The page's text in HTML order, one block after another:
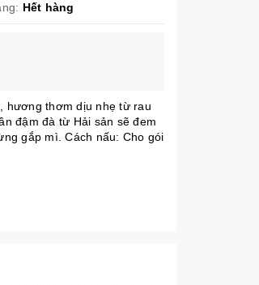
Hết hàng
hương thơm dịu nhẹ từ rau
đậm đà từ Hải sản sẽ đem
gắp mì. Cách nấu: Cho gói